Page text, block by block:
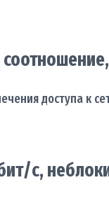
доступа к
с,